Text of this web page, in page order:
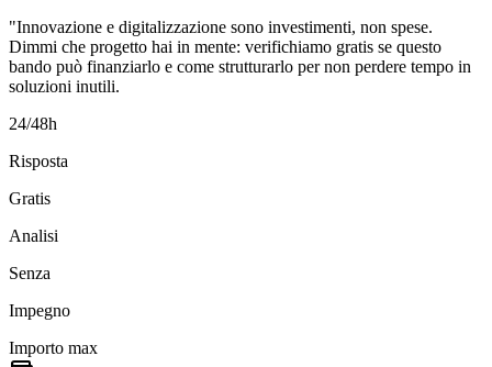
"Innovazione e digitalizzazione sono investimenti, non spese.
Dimmi che progetto hai in mente: verifichiamo gratis se questo
bando può finanziarlo e come strutturarlo per non perdere tempo in
soluzioni inutili.
24/48h
Risposta
Gratis
Analisi
Senza
Impegno
Importo max